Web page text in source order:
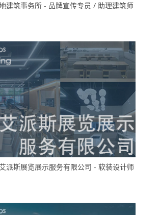
地建筑事务所 - 品牌宣传专员 / 助理建筑师
艾派斯展览展示服务有限公司 - 软装设计师